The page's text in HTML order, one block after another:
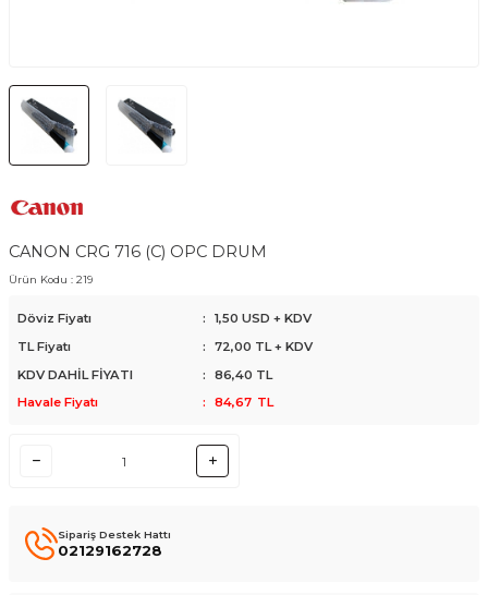
CANON CRG 716 (C) OPC DRUM
Ürün Kodu : 219
Döviz Fiyatı :
1,50 USD + KDV
TL Fiyatı
: 72,00 TL + KDV
KDV DAHİL FİYATI
: 86,40 TL
Havale Fiyatı
: 84,67 TL
Sipariş Destek Hattı
02129162728